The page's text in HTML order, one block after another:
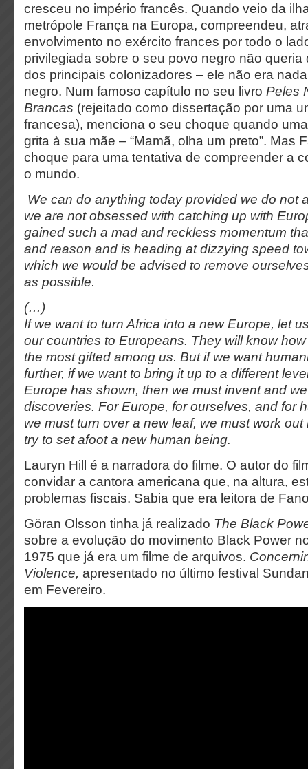
cresceu no império francês. Quando veio da
metrópole França na Europa, compreendeu,
envolvimento no exército frances por todo o
privilegiada sobre o seu povo negro não
dos principais colonizadores – ele não era
negro. Num famoso capítulo no seu livro Peles
Brancas (rejeitado como dissertação por uma
francesa), menciona o seu choque quando
grita à sua mãe – “Mamã, olha um preto”. Mas
choque para uma tentativa de compreender a
o mundo.
We can do anything today provided we do not
we are not obsessed with catching up with
gained such a mad and reckless momentum
and reason and is heading at dizzying speed
which we would be advised to remove
as possible.
(…)
If we want to turn Africa into a new Europe, let
our countries to Europeans. They will know
the most gifted among us. But if we want
further, if we want to bring it up to a different
Europe has shown, then we must invent and
discoveries. For Europe, for ourselves, and for
we must turn over a new leaf, we must work
try to set afoot a new human being.
Lauryn Hill é a narradora do filme. O autor do
convidar a cantora americana que, na altura,
problemas fiscais. Sabia que era leitora de
Göran Olsson tinha já realizado The Black
sobre a evolução do movimento Black Power
1975 que já era um filme de arquivos.
Violence, apresentado no último festival
em Fevereiro.